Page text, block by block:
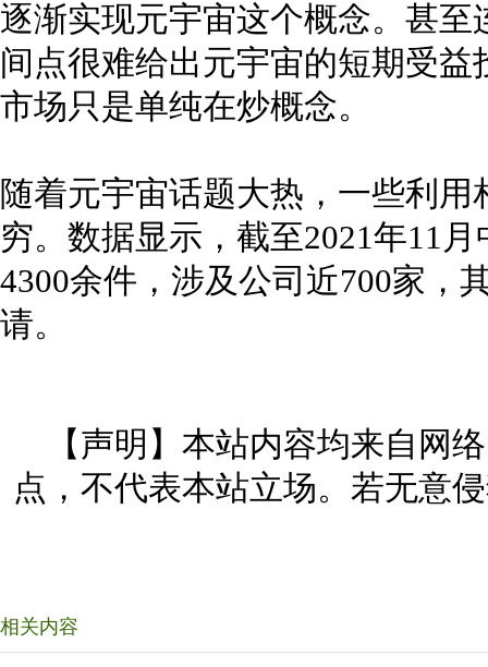
逐渐实现元宇宙这个概念。甚
间点很难给出元宇宙的短期受
市场只是单纯在炒概念。
随着元宇宙话题大热，一些利
穷。数据显示，截至2021年11
4300余件，涉及公司近700家，
请。
【声明】本站内容均来自网
点，不代表本站立场。若无意
相关内容